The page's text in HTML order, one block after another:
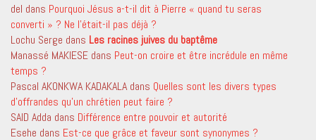
del dans Pourquoi Jésus a-t-il dit à Pierre « quand tu seras
converti » ? Ne l’était-il pas déjà ?
Lochu Serge dans Les racines juives du baptême
Manassé MAKIESE dans Peut-on croire et être incrédule en même
temps ?
Pascal AKONKWA KADAKALA dans Quelles sont les divers types
d’offrandes qu’un chrétien peut faire ?
SAID Adda dans Différence entre pouvoir et autorité
Esehe dans Est-ce que grâce et faveur sont synonymes ?